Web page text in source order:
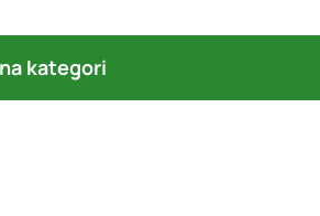
kategori